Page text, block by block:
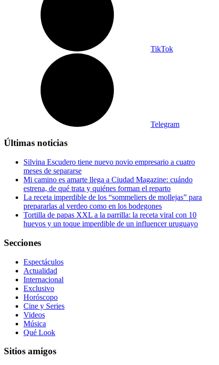
TikTok
Telegram
Últimas noticias
Silvina Escudero tiene nuevo novio empresario a cuatro
meses de separarse
Mi camino es amarte llega a Ciudad Magazine: cuándo
estrena, de qué trata y quiénes forman el reparto
La receta imperdible de los “sommeliers de mollejas” para
prepararlas al verdeo como en los bodegones
Tortilla de papas XXL a la parrilla: la receta viral con 10
huevos y un toque imperdible de un influencer uruguayo
Secciones
Espectáculos
Actualidad
Internacional
Exclusivo
Horóscopo
Cine y Series
Videos
Música
Qué Look
Sitios amigos